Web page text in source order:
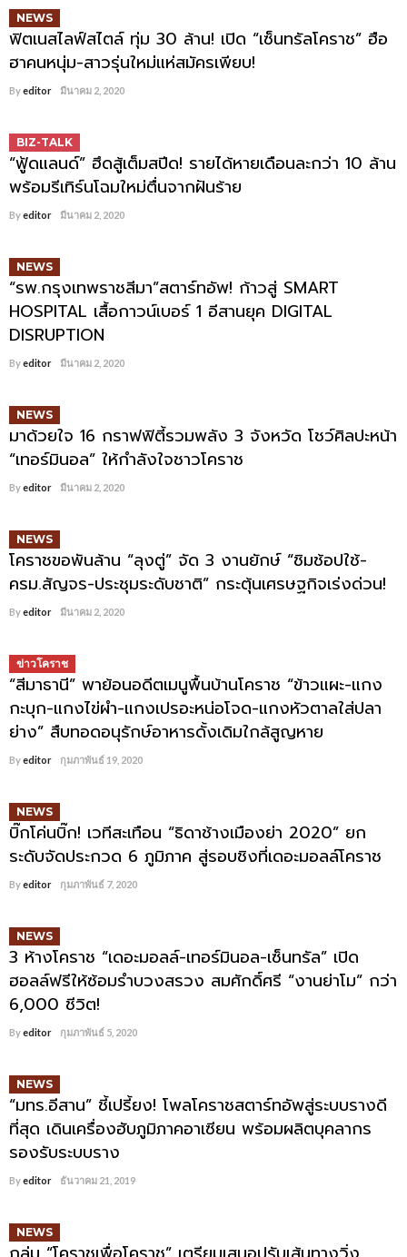
NEWS
ฟิตเนสไลฟ์สไตล์ ทุ่ม 30 ล้าน! เปิด “เซ็นทรัลโคราช” ฮือ
ฮาคนหนุ่ม-สาวรุ่นใหม่แห่สมัครเพียบ!
Byeditor มีนาคม 2, 2020
BIZ-TALK
“ฟู้ดแลนด์” ฮึดสู้เต็มสปีด! รายได้หายเดือนละกว่า 10 ล้าน
พร้อมรีเทิร์นโฉมใหม่ตื่นจากฝันร้าย
Byeditor มีนาคม 2, 2020
NEWS
“รพ.กรุงเทพราชสีมา”สตาร์ทอัพ! ก้าวสู่ SMART
HOSPITAL เสื้อกาวน์เบอร์ 1 อีสานยุค DIGITAL
DISRUPTION
Byeditor มีนาคม 2, 2020
NEWS
มาด้วยใจ 16 กราฟฟิตี้รวมพลัง 3 จังหวัด โชว์ศิลปะหน้า
“เทอร์มินอล” ให้กำลังใจชาวโคราช
Byeditor มีนาคม 2, 2020
NEWS
โคราชขอพันล้าน “ลุงตู่” จัด 3 งานยักษ์ “ชิมช้อปใช้-
ครม.สัญจร-ประชุมระดับชาติ” กระตุ้นเศรษฐกิจเร่งด่วน!
Byeditor มีนาคม 2, 2020
ข่าวโคราช
“สีมาธานี” พาย้อนอดีตเมนูพื้นบ้านโคราช “ข้าวแผะ-แกง
กะบุก-แกงไข่ผำ-แกงเปรอะหน่อโจด-แกงหัวตาลใส่ปลา
ย่าง” สืบทอดอนุรักษ์อาหารดั้งเดิมใกล้สูญหาย
Byeditor กุมภาพันธ์ 19, 2020
NEWS
บิ๊กโค่นบิ๊ก! เวทีสะเทือน “ธิดาช้างเมืองย่า 2020” ยก
ระดับจัดประกวด 6 ภูมิภาค สู่รอบชิงที่เดอะมอลล์โคราช
Byeditor กุมภาพันธ์ 7, 2020
NEWS
3 ห้างโคราช “เดอะมอลล์-เทอร์มินอล-เซ็นทรัล” เปิด
ฮอลล์ฟรีให้ซ้อมรำบวงสรวง สมศักดิ์ศรี “งานย่าโม” กว่า
6,000 ชีวิต!
Byeditor กุมภาพันธ์ 5, 2020
NEWS
“มทร.อีสาน” ชี้เปรี้ยง! โพลโคราชสตาร์ทอัพสู่ระบบรางดี
ที่สุด เดินเครื่องฮับภูมิภาคอาเซียน พร้อมผลิตบุคลากร
รองรับระบบราง
Byeditor ธันวาคม 21, 2019
NEWS